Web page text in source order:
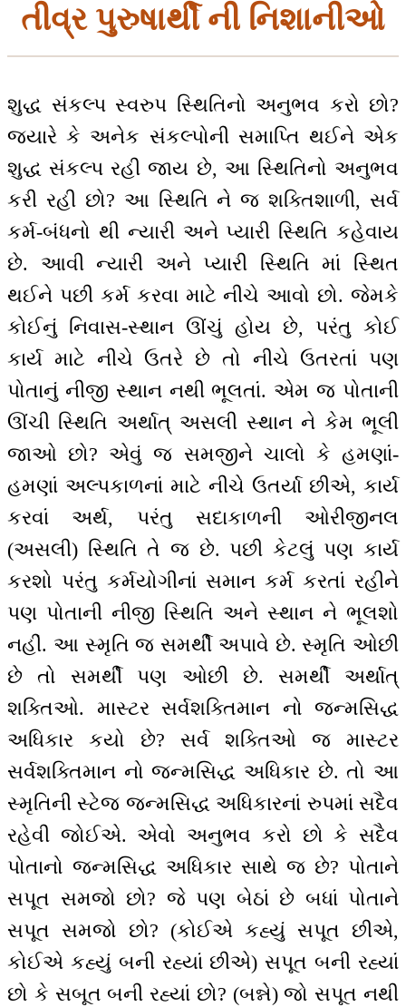
તીવ્ર પુરુષાર્થી ની નિશાનીઓ
શુદ્ધ સંકલ્પ સ્વરુપ સ્થિતિનો અનુભવ કરો છો?
જ્યારે કે અનેક સંકલ્પોની સમાપ્તિ થઈને એક
શુદ્ધ સંકલ્પ રહી જાય છે, આ સ્થિતિનો અનુભવ
કરી રહી છો? આ સ્થિતિ ને જ શક્તિશાળી, સર્વ
કર્મ-બંધનો થી ન્યારી અને પ્યારી સ્થિતિ કહેવાય
છે. આવી ન્યારી અને પ્યારી સ્થિતિ માં સ્થિત
થઈને પછી કર્મ કરવા માટે નીચે આવો છો. જેમકે
કોઈનું નિવાસ-સ્થાન ઊંચું હોય છે, પરંતુ કોઈ
કાર્ય માટે નીચે ઉતરે છે તો નીચે ઉતરતાં પણ
પોતાનું નીજી સ્થાન નથી ભૂલતાં. એમ જ પોતાની
ઊંચી સ્થિતિ અર્થાત્ અસલી સ્થાન ને કેમ ભૂલી
જાઓ છો? એવું જ સમજીને ચાલો કે હમણાં-
હમણાં અલ્પકાળનાં માટે નીચે ઉતર્યા છીએ, કાર્ય
કરવાં અર્થ, પરંતુ સદાકાળની ઓરીજીનલ
(અસલી) સ્થિતિ તે જ છે. પછી કેટલું પણ કાર્ય
કરશો પરંતુ કર્મયોગીનાં સમાન કર્મ કરતાં રહીને
પણ પોતાની નીજી સ્થિતિ અને સ્થાન ને ભૂલશો
નહીં. આ સ્મૃતિ જ સમર્થી અપાવે છે. સ્મૃતિ ઓછી
છે તો સમર્થી પણ ઓછી છે. સમર્થી અર્થાત્
શક્તિઓ. માસ્ટર સર્વશક્તિમાન નો જન્મસિદ્ધ
અધિકાર કયો છે? સર્વ શક્તિઓ જ માસ્ટર
સર્વશક્તિમાન નો જન્મસિદ્ધ અધિકાર છે. તો આ
સ્મૃતિની સ્ટેજ જન્મસિદ્ધ અધિકારનાં રુપમાં સદૈવ
રહેવી જોઈએ. એવો અનુભવ કરો છો કે સદૈવ
પોતાનો જન્મસિદ્ધ અધિકાર સાથે જ છે? પોતાને
સપૂત સમજો છો? જે પણ બેઠાં છે બધાં પોતાને
સપૂત સમજો છો? (કોઈએ કહ્યું સપૂત છીએ,
કોઈએ કહ્યું બની રહ્યાં છીએ) સપૂત બની રહ્યાં
છો કે સબૂત બની રહ્યાં છો? (બન્ને) જો સપૂત નથી